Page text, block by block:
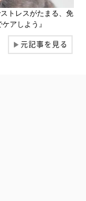
トレスがたまる、免
アしよう』
▶元記事を見る